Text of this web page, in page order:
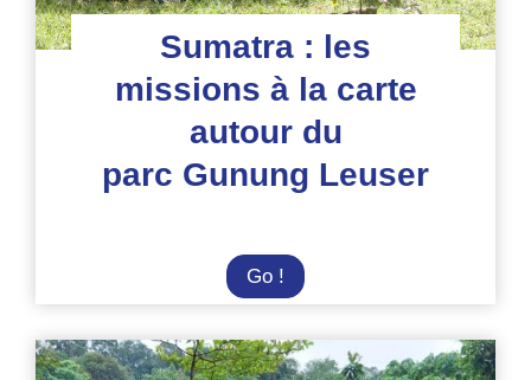
Sumatra : les
missions à la carte
autour du
parc Gunung Leuser
Go ! Sumatra
:
les
missions